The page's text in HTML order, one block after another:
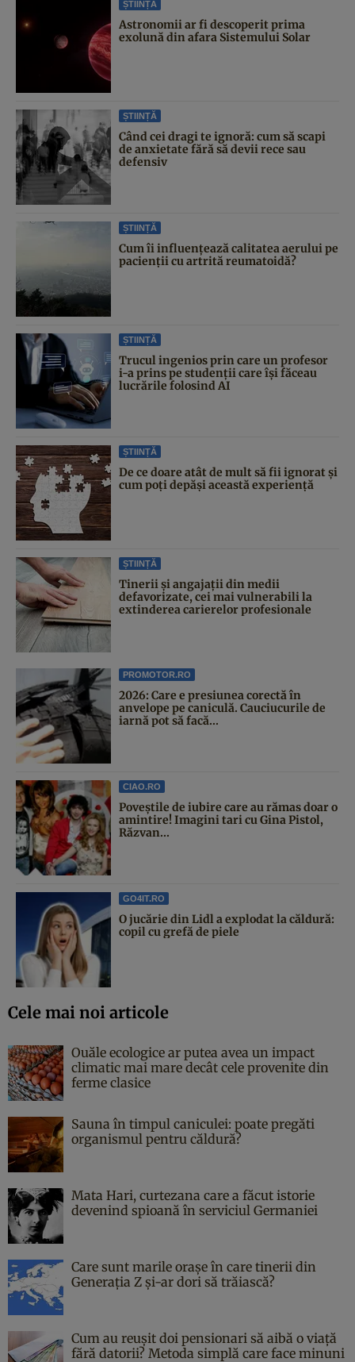
ȘTIINȚĂ
Astronomii ar fi descoperit prima
exolună din afara Sistemului Solar
ȘTIINȚĂ
Când cei dragi te ignoră: cum să scapi
de anxietate fără să devii rece sau
defensiv
ȘTIINȚĂ
Cum îi influențează calitatea aerului pe
pacienții cu artrită reumatoidă?
ȘTIINȚĂ
Trucul ingenios prin care un profesor
i-a prins pe studenții care își făceau
lucrările folosind AI
ȘTIINȚĂ
De ce doare atât de mult să fii ignorat și
cum poți depăși această experiență
ȘTIINȚĂ
Tinerii și angajații din medii
defavorizate, cei mai vulnerabili la
extinderea carierelor profesionale
PROMOTOR.RO
2026: Care e presiunea corectă în
anvelope pe caniculă. Cauciucurile de
iarnă pot să facă...
CIAO.RO
Poveştile de iubire care au rămas doar o
amintire! Imagini tari cu Gina Pistol,
Răzvan...
GO4IT.RO
O jucărie din Lidl a explodat la căldură:
copil cu grefă de piele
Cele mai noi articole
Ouăle ecologice ar putea avea un impact
climatic mai mare decât cele provenite din
ferme clasice
Sauna în timpul caniculei: poate pregăti
organismul pentru căldură?
Mata Hari, curtezana care a făcut istorie
devenind spioană în serviciul Germaniei
Care sunt marile orașe în care tinerii din
Generația Z și-ar dori să trăiască?
Cum au reușit doi pensionari să aibă o viață
fără datorii? Metoda simplă care face minuni